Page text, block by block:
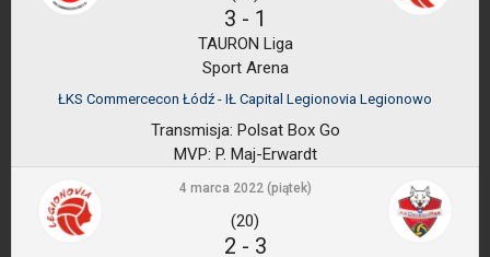
3 - 1
TAURON Liga
Sport Arena
ŁKS Commercecon Łódź - IŁ Capital Legionovia Legionowo
Transmisja: Polsat Box Go
MVP: P. Maj-Erwardt
4 marca 2022 (piątek)
(20)
2 - 3